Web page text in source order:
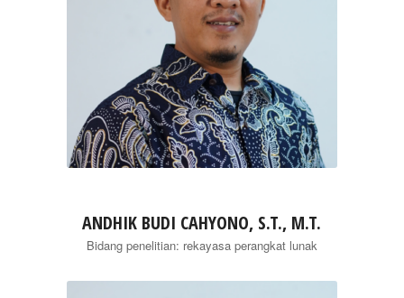
ANDHIK BUDI CAHYONO, S.T., M.T.
Bidang penelitian: rekayasa perangkat lunak